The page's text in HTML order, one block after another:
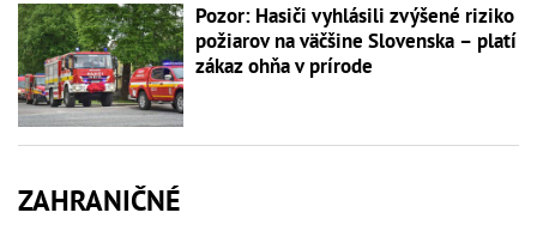
Pozor: Hasiči vyhlásili zvýšené riziko
požiarov na väčšine Slovenska – platí
zákaz ohňa v prírode
ZAHRANIČNÉ